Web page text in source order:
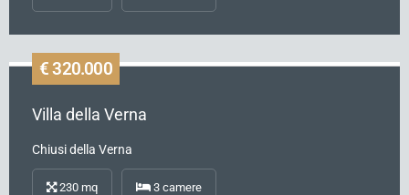
€ 320.000
Villa della Verna
Chiusi della Verna
230 mq 3 camere